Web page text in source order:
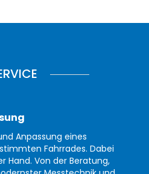
Anpassung eines
Fahrrades. Dabei
Hand. Von der Beratung,